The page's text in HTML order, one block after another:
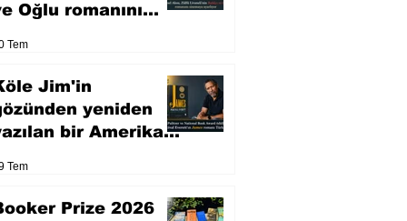
Oğlu romanını
Tem
Jim'in
yeniden
bir Amerikan
Tem
Prize 2026